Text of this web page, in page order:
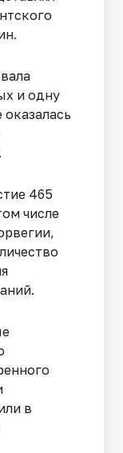
и одну
465
числе
в